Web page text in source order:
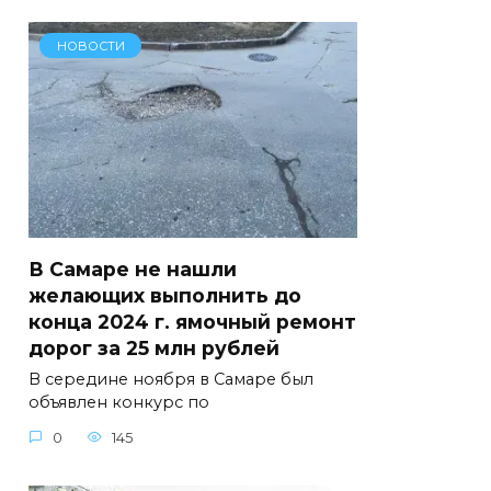
НОВОСТИ
В Самаре не нашли
желающих выполнить до
конца 2024 г. ямочный ремонт
дорог за 25 млн рублей
В середине ноября в Самаре был
объявлен конкурс по
0 145